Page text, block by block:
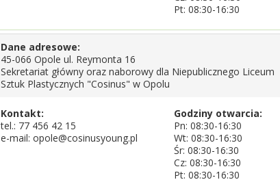
Pt: 08:30-16:30
Dane adresowe:
45-066 Opole ul. Reymonta 16
Sekretariat główny oraz naborowy dla Niepublicznego Liceum
Sztuk Plastycznych "Cosinus" w Opolu
Kontakt:
tel.: 77 456 42 15
e-mail: opole@cosinusyoung.pl
Godziny otwarcia:
Pn: 08:30-16:30
Wt: 08:30-16:30
Śr: 08:30-16:30
Cz: 08:30-16:30
Pt: 08:30-16:30